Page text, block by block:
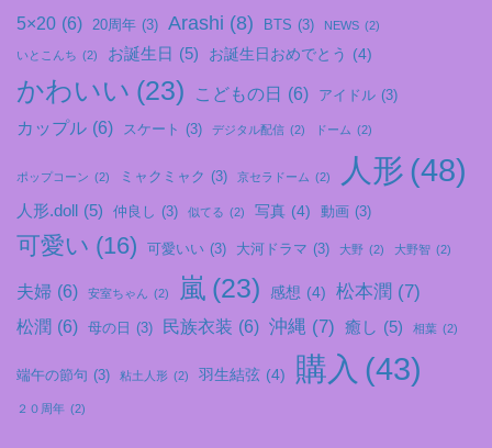
5×20 (6) 20周年 (3) Arashi (8) BTS (3) NEWS (2)
いとこんち (2) お誕生日 (5) お誕生日おめでとう (4)
かわいい (23) こどもの日 (6) アイドル (3)
カップル (6) スケート (3) デジタル配信 (2) ドーム (2)
ポップコーン (2) ミャクミャク (3) 京セラドーム (2) 人形 (48)
人形.doll (5) 仲良し (3) 似てる (2) 写真 (4) 動画 (3)
可愛い (16) 可愛いい (3) 大河ドラマ (3) 大野 (2) 大野智 (2)
夫婦 (6) 安室ちゃん (2) 嵐 (23) 感想 (4) 松本潤 (7)
松潤 (6) 母の日 (3) 民族衣装 (6) 沖縄 (7) 癒し (5) 相葉 (2)
端午の節句 (3) 粘土人形 (2) 羽生結弦 (4) 購入 (43)
２０周年 (2)